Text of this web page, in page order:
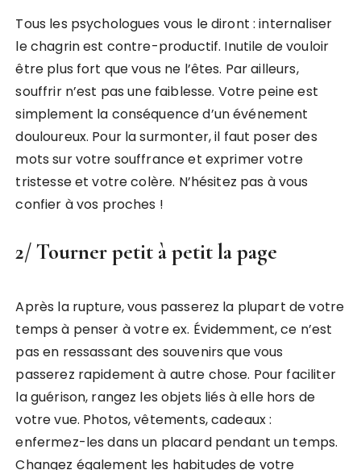
Tous les psychologues vous le diront : internaliser
le chagrin est contre-productif. Inutile de vouloir
être plus fort que vous ne l’êtes. Par ailleurs,
souffrir n’est pas une faiblesse. Votre peine est
simplement la conséquence d’un événement
douloureux. Pour la surmonter, il faut poser des
mots sur votre souffrance et exprimer votre
tristesse et votre colère. N’hésitez pas à vous
confier à vos proches !
2/ Tourner petit à petit la page
Après la rupture, vous passerez la plupart de votre
temps à penser à votre ex. Évidemment, ce n’est
pas en ressassant des souvenirs que vous
passerez rapidement à autre chose. Pour faciliter
la guérison, rangez les objets liés à elle hors de
votre vue. Photos, vêtements, cadeaux :
enfermez-les dans un placard pendant un temps.
Changez également les habitudes de votre